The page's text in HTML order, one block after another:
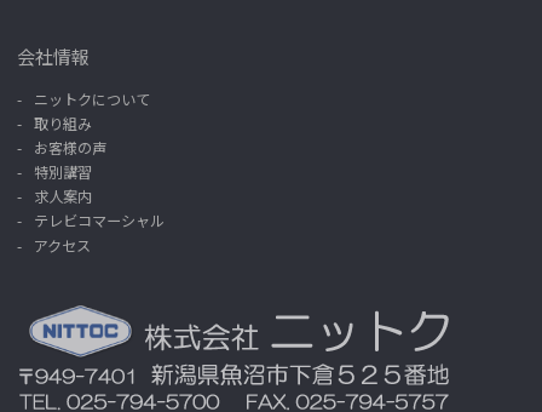
会社情報
ニットクについて
取り組み
お客様の声
特別講習
求人案内
テレビコマーシャル
アクセス